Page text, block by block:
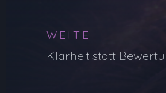
WEITE
Klarheit statt